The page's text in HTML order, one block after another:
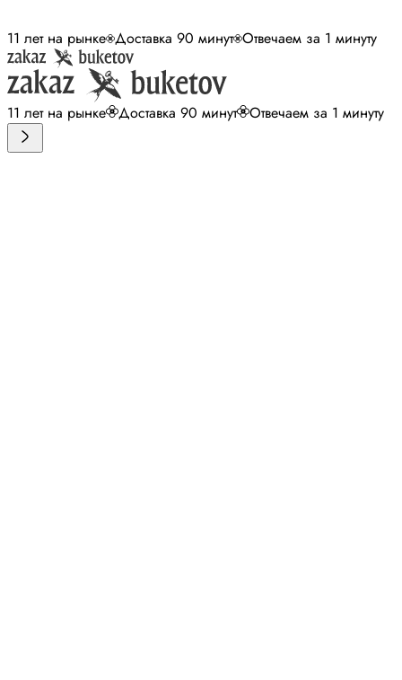
11 лет на рынке Доставка 90 минут Отвечаем за 1 минуту
11 лет на рынке Доставка 90 минут Отвечаем за 1 минуту